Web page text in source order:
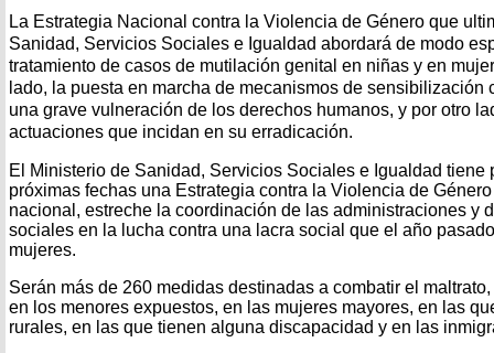
La Estrategia Nacional contra la Violencia de Género que
Sanidad, Servicios Sociales e Igualdad abordará de modo
tratamiento de casos de mutilación genital en niñas y en
lado, la puesta en marcha de mecanismos de sensibilización
una grave vulneración de los derechos humanos, y por otro
actuaciones que incidan en su erradicación.
El Ministerio de Sanidad, Servicios Sociales e Igualdad tiene
próximas fechas una Estrategia contra la Violencia de
nacional, estreche la coordinación de las administraciones y
sociales en la lucha contra una lacra social que el año
mujeres.
Serán más de 260 medidas destinadas a combatir el
en los menores expuestos, en las mujeres mayores, en las
rurales, en las que tienen alguna discapacidad y en las